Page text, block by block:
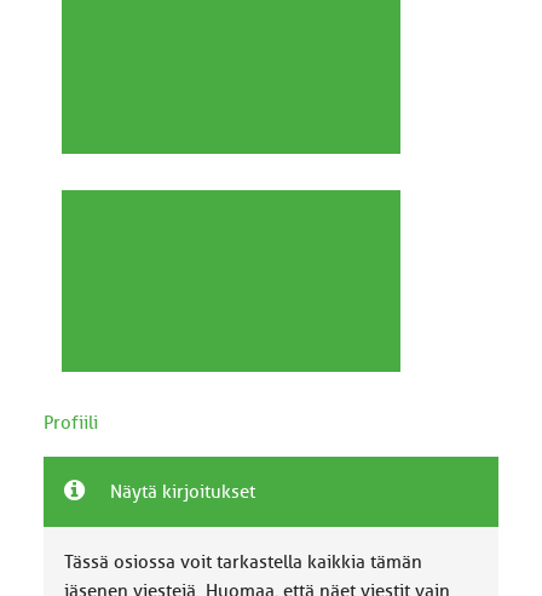
Profiili
Näytä kirjoitukset
Tässä osiossa voit tarkastella kaikkia tämän
jäsenen viestejä. Huomaa, että näet viestit vain